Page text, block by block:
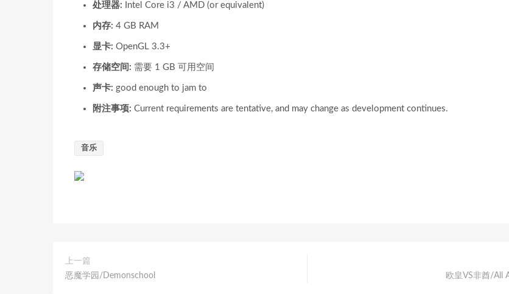
处理器: Intel Core i3 / AMD (or equivalent)
内存: 4 GB RAM
显卡: OpenGL 3.3+
存储空间: 需要 1 GB 可用空间
声卡: good enough to jam to
附注事项: Current requirements are tentative, and may change as development continues.
音乐
上一篇
恶魔学园/Demonschool
欧皇VS非酋/All